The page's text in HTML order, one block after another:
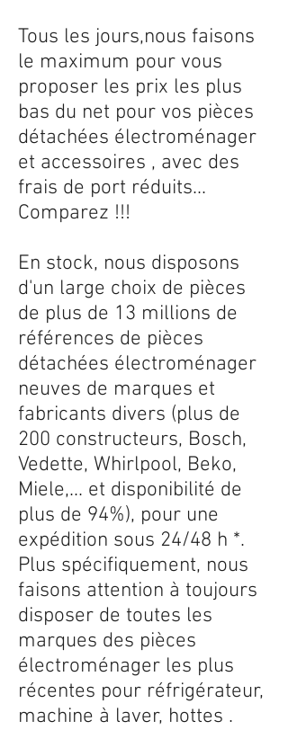
Tous les jours,nous faisons
le maximum pour vous
proposer les prix les plus
bas du net pour vos pièces
détachées électroménager
et accessoires , avec des
frais de port réduits...
Comparez !!!
En stock, nous disposons
d'un large choix de pièces
de plus de 13 millions de
références de pièces
détachées électroménager
neuves de marques et
fabricants divers (plus de
200 constructeurs, Bosch,
Vedette, Whirlpool, Beko,
Miele,... et disponibilité de
plus de 94%), pour une
expédition sous 24/48 h *.
Plus spécifiquement, nous
faisons attention à toujours
disposer de toutes les
marques des pièces
électroménager les plus
récentes pour réfrigérateur,
machine à laver, hottes .